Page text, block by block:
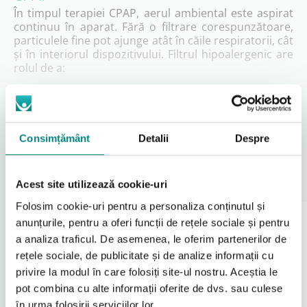
Consimțământ Detalii Despre
Acest site utilizează cookie-uri
Folosim cookie-uri pentru a personaliza conținutul și
anunțurile, pentru a oferi funcții de rețele sociale și pentru
a analiza traficul. De asemenea, le oferim partenerilor de
rețele sociale, de publicitate și de analize informații cu
privire la modul în care folosiți site-ul nostru. Aceștia le
pot combina cu alte informații oferite de dvs. sau culese
în urma folosirii serviciilor lor.
În timpul terapiei CPAP, aerul ambiental este aspirat
continuu în aparat. Fără o filtrare corespunzătoare,
particulele fine pot ajunge atât în căile respiratorii, cât
și în interiorul dispozitivului. Filtrul hipoalergenic are
rolul de a:
reduce expunerea la alergeni precum praf fin,
preveni iritațiile nazale, congestia sau senzația
de aer „uscat”
susține o respirație mai confortabilă pe durata
Acest tip de filtru este recomandat mai ales
utilizatorilor care observă simptome alergice
accentuate sau disconfort respirator în timpul
terapiei.
Compatibilitate
Filtrul hipoalergenic este compatibil cuaparatele
CPAP ResMed din seriile 9 și 10
Citeşte mai mult
Produse Similare
21%
Aparat AutoCPAP
portabil ResMed AirMini
23%
Aparat AutoCPAP
portabil BMC M1 Mini